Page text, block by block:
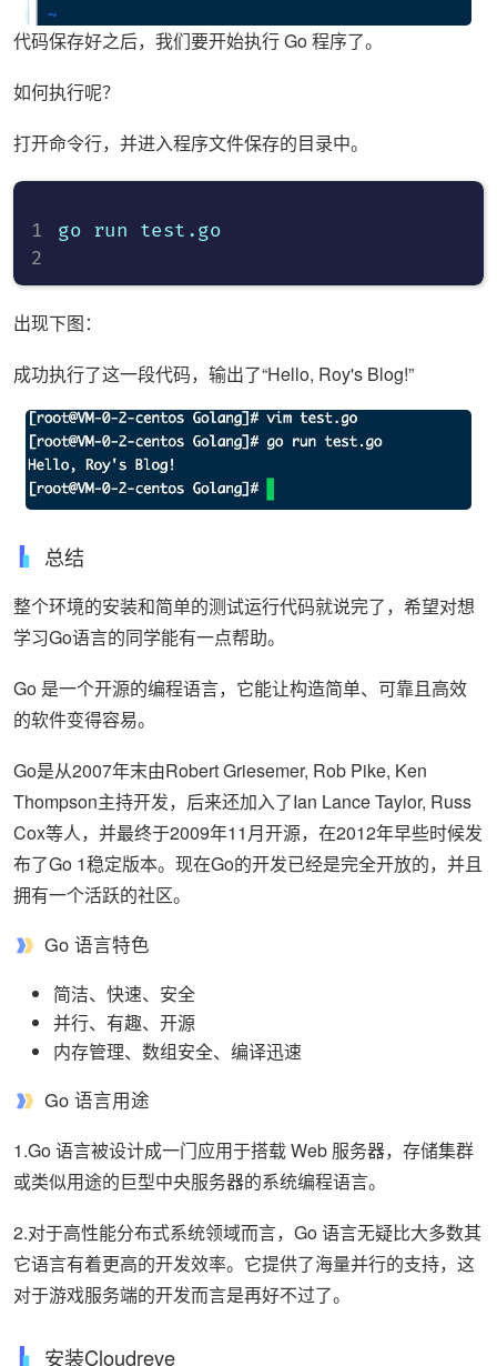
代码保存好之后，我们要开始执行 Go 程序了。
如何执行呢？
打开命令行，并进入程序文件保存的目录中。
go run test.go
出现下图：
成功执行了这一段代码，输出了“Hello, Roy's Blog!”
总结
整个环境的安装和简单的测试运行代码就说完了，希望对想
学习Go语言的同学能有一点帮助。
Go 是一个开源的编程语言，它能让构造简单、可靠且高效
的软件变得容易。
Go是从2007年末由Robert Griesemer, Rob Pike, Ken
Thompson主持开发，后来还加入了Ian Lance Taylor, Russ
Cox等人，并最终于2009年11月开源，在2012年早些时候发
布了Go 1稳定版本。现在Go的开发已经是完全开放的，并且
拥有一个活跃的社区。
Go 语言特色
简洁、快速、安全
并行、有趣、开源
内存管理、数组安全、编译迅速
Go 语言用途
1.Go 语言被设计成一门应用于搭载 Web 服务器，存储集群
或类似用途的巨型中央服务器的系统编程语言。
2.对于高性能分布式系统领域而言，Go 语言无疑比大多数其
它语言有着更高的开发效率。它提供了海量并行的支持，这
对于游戏服务端的开发而言是再好不过了。
安装Cloudreve